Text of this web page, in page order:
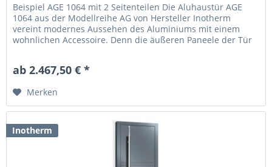
Beispiel AGE 1064 mit 2 Seitenteilen Die Aluhaustür AGE
1064 aus der Modellreihe AG von Hersteller Inotherm
vereint modernes Aussehen des Aluminiums mit einem
wohnlichen Accessoire. Denn die äußeren Paneele der Tür
ab 2.467,50 € *
Merken
Inotherm